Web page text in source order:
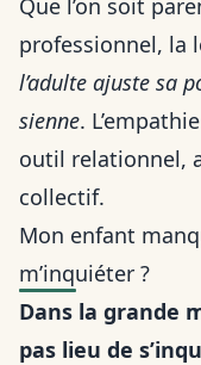
Que l’on soit
professionnel, la
l’adulte ajuste sa
sienne.
outil relationnel,
collectif.
Mon enfant
m’inquiéter ?
Dans la grande
pas lieu de